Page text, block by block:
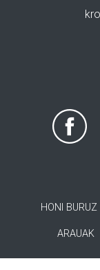
HONI BURUZ
ARAUAK